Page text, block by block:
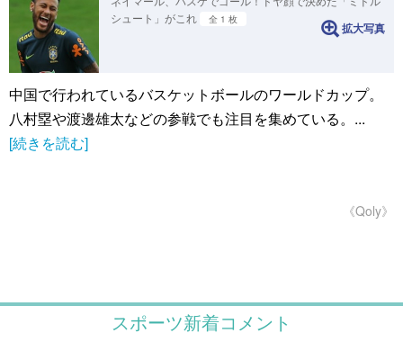
シュート」がこれ
全 1 枚
拡大写真
中国で行われているバスケットボールのワールドカップ。
八村塁や渡邊雄太などの参戦でも注目を集めている。...
[続きを読む]
《Qoly》